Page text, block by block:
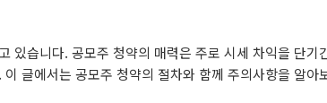
있습니다. 공모주 청약의 매력은 주로 시세 차익을 단
글에서는 공모주 청약의 절차와 함께 주의사항을 알아